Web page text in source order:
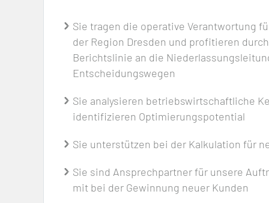
Sie tragen die operative Verantwortung
der Region Dresden und profitieren
Berichtslinie an die
Entscheidungswegen
Sie analysieren betriebswirtschaftliche
identifizieren Optimierungspotential
Sie unterstützen bei der Kalkulation für
Sie sind Ansprechpartner für unsere
mit bei der Gewinnung neuer Kunden